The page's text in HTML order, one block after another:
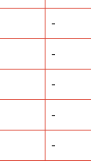
-
-
-
-
-